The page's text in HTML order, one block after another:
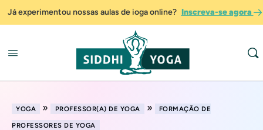
Já experimentou nossas aulas de ioga online? Inscreva-se agora
YOGA » PROFESSOR(A) DE YOGA »
FORMAÇÃO DE
PROFESSORES DE YOGA